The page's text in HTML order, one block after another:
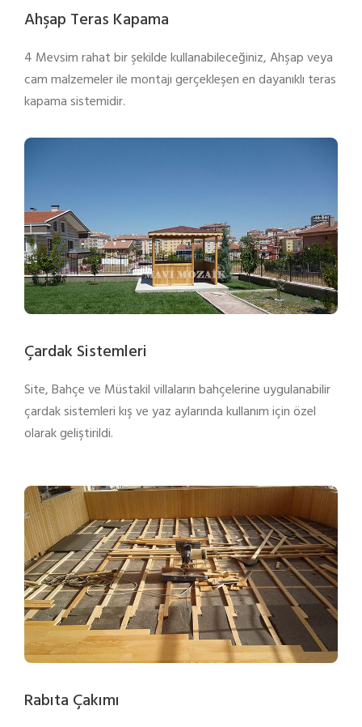
Ahşap Teras Kapama
4 Mevsim rahat bir şekilde kullanabileceğiniz, Ahşap veya
cam malzemeler ile montajı gerçekleşen en dayanıklı teras
kapama sistemidir.
Çardak Sistemleri
Site, Bahçe ve Müstakil villaların bahçelerine uygulanabilir
çardak sistemleri kış ve yaz aylarında kullanım için özel
olarak geliştirildi.
Rabıta Çakımı